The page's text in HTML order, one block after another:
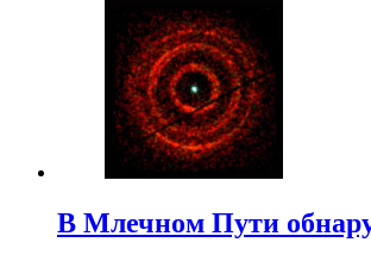
В Млечном Пути